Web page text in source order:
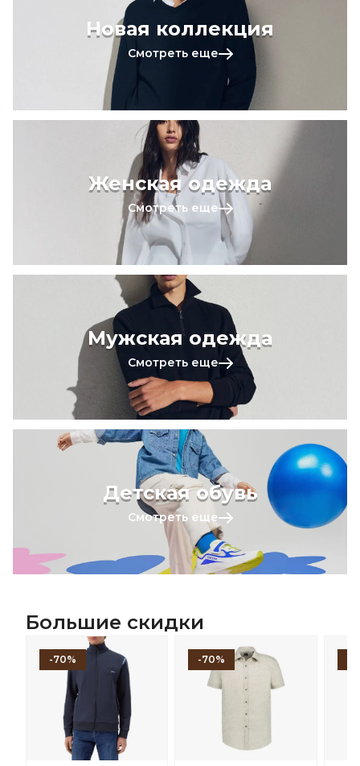
Новая коллекция
Смотреть еще
Женская одежда
Смотреть еще
Мужская одежда
Смотреть еще
Детская обувь
Смотреть еще
Большие скидки
-70% -70%